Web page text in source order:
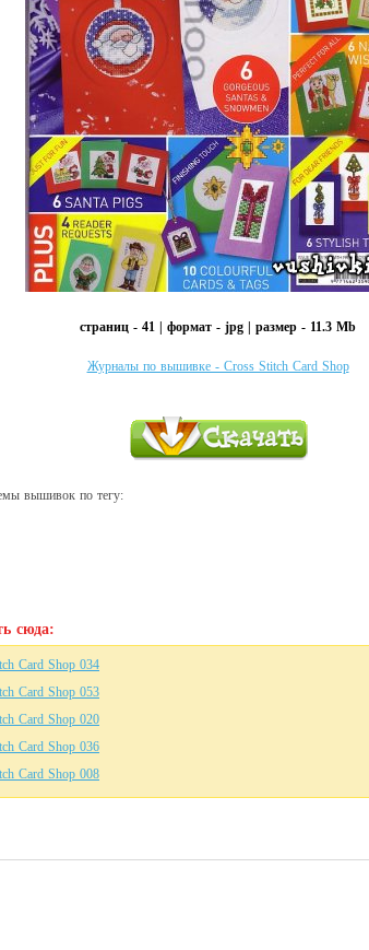
страниц - 41 | формат - jpg | размер - 11.3 Mb
Журналы по вышивке - Cross Stitch Card Shop
вышивок по тегу:
сюда:
Card Shop 034
Card Shop 053
Card Shop 020
Card Shop 036
Card Shop 008